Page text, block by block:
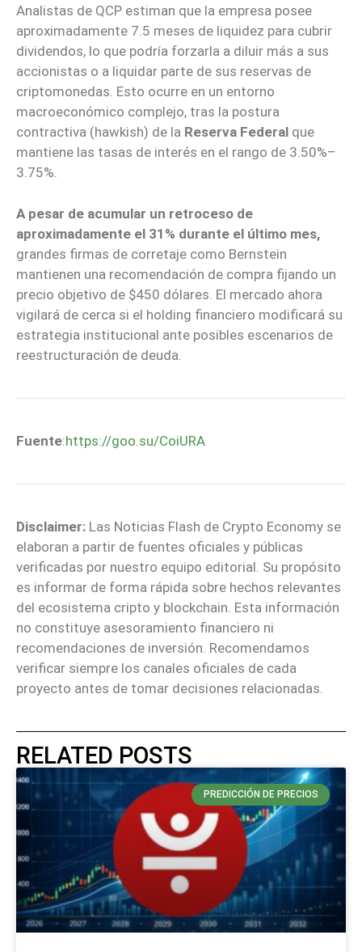
Analistas de QCP estiman que la empresa posee
aproximadamente 7.5 meses de liquidez para cubrir
dividendos, lo que podría forzarla a diluir más a sus
accionistas o a liquidar parte de sus reservas de
criptomonedas. Esto ocurre en un entorno
macroeconómico complejo, tras la postura
contractiva (hawkish) de la Reserva Federal que
mantiene las tasas de interés en el rango de 3.50%–
3.75%.
A pesar de acumular un retroceso de
aproximadamente el 31% durante el último mes,
grandes firmas de corretaje como Bernstein
mantienen una recomendación de compra fijando un
precio objetivo de $450 dólares. El mercado ahora
vigilará de cerca si el holding financiero modificará su
estrategia institucional ante posibles escenarios de
reestructuración de deuda.
Fuente:https://goo.su/CoiURA
Disclaimer: Las Noticias Flash de Crypto Economy se
elaboran a partir de fuentes oficiales y públicas
verificadas por nuestro equipo editorial. Su propósito
es informar de forma rápida sobre hechos relevantes
del ecosistema cripto y blockchain. Esta información
no constituye asesoramiento financiero ni
recomendaciones de inversión. Recomendamos
verificar siempre los canales oficiales de cada
proyecto antes de tomar decisiones relacionadas.
RELATED POSTS
PREDICCIÓN DE PRECIOS